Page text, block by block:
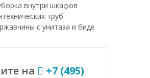
внутри шкафов
труб
с унитаза и биде
на
+7 (495)